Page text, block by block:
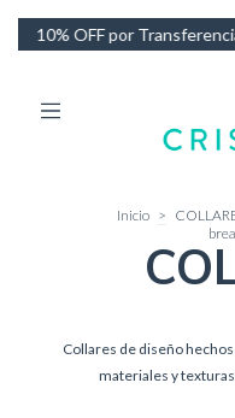
sin intereses - Envío
Inicio >
Collares de diseño
materiales y